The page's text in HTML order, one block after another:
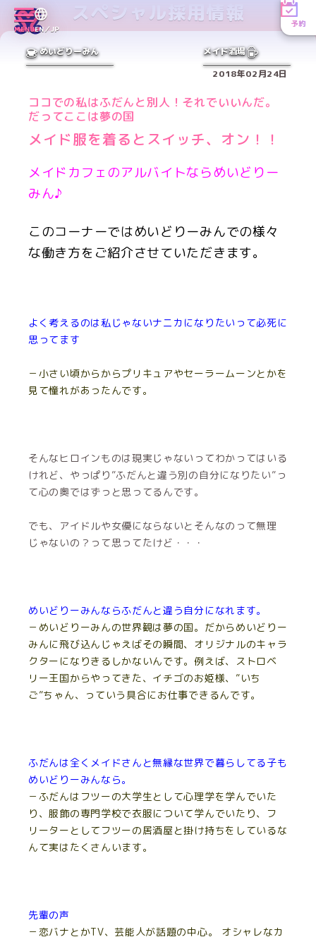
MENUEN／JP
予約
めいどりーみん メイド酒場
スペシャル採用情報
2018年02月24日
ココでの私はふだんと別人！それでいいんだ。
だってここは夢の国
メイド服を着るとスイッチ、オン！！
メイドカフェのアルバイトならめいどりー
みん♪
このコーナーではめいどりーみんでの様々
な働き方をご紹介させていただきます。
よく考えるのは私じゃないナニカになりたいって必死に
思ってます
－小さい頃からからプリキュアやセーラームーンとかを
見て憧れがあったんです。
そんなヒロインものは現実じゃないってわかってはいる
けれど、やっぱり”ふだんと違う別の自分になりたい”っ
て心の奧ではずっと思ってるんです。
でも、アイドルや女優にならないとそんなのって無理
じゃないの？って思ってたけど・・・
めいどりーみんならふだんと違う自分になれます。
－めいどりーみんの世界観は夢の国。だからめいどりー
みんに飛び込んじゃえばその瞬間、オリジナルのキャラ
クターになりきるしかないんです。例えば、ストロベ
リー王国からやってきた、イチゴのお姫様、”いち
ご”ちゃん、っていう具合にお仕事できるんです。
ふだんは全くメイドさんと無縁な世界で暮らしてる子も
めいどりーみんなら。
－ふだんはフツーの大学生として心理学を学んでいた
り、服飾の専門学校で衣服について学んでいたり、フ
リーターとしてフツーの居酒屋と掛け持ちをしているな
んて実はたくさんいます。
先輩の声
－恋バナとかTV、芸能人が話題の中心。 オシャレなカ